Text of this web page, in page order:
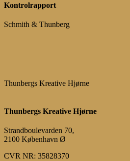
Kontrolrapport
Schmith & Thunberg
Thunbergs Kreative Hjørne
Thunbergs Kreative Hjørne
Strandboulevarden 70,
2100 København Ø
CVR NR: 35828370